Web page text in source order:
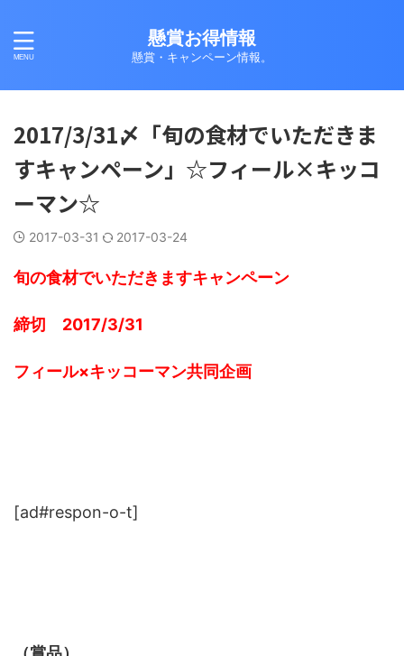
懸賞お得情報
懸賞・キャンペーン情報。
2017/3/31〆「旬の食材でいただきま
すキャンペーン」☆フィール×キッコ
ーマン☆
2017-03-31 2017-03-24
旬の食材でいただきますキャンペーン
締切 2017/3/31
フィール×キッコーマン共同企画
[ad#respon-o-t]